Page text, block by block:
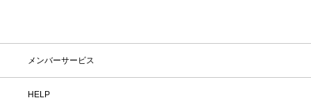
メンバーサービス
HELP